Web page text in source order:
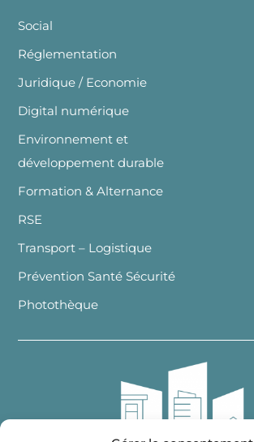
Social
Réglementation
Juridique / Economie
Digital numérique
Environnement et
développement durable
Formation & Alternance
RSE
Transport – Logistique
Prévention Santé Sécurité
Photothèque